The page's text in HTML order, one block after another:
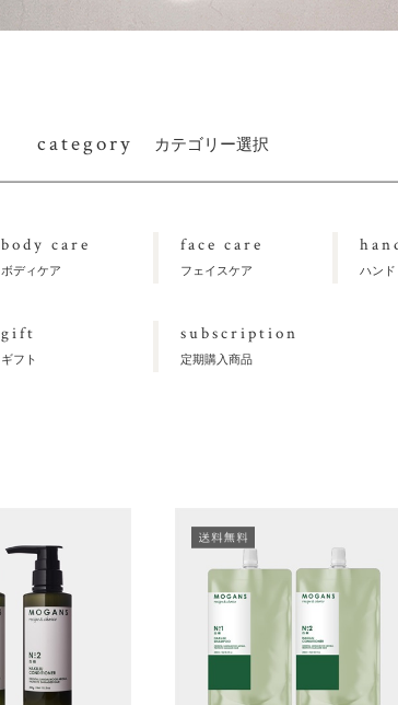
category カテゴリー選択
body care
ボディケア
face care
フェイスケア ハン
gift
ギフト
subscription
定期購入商品